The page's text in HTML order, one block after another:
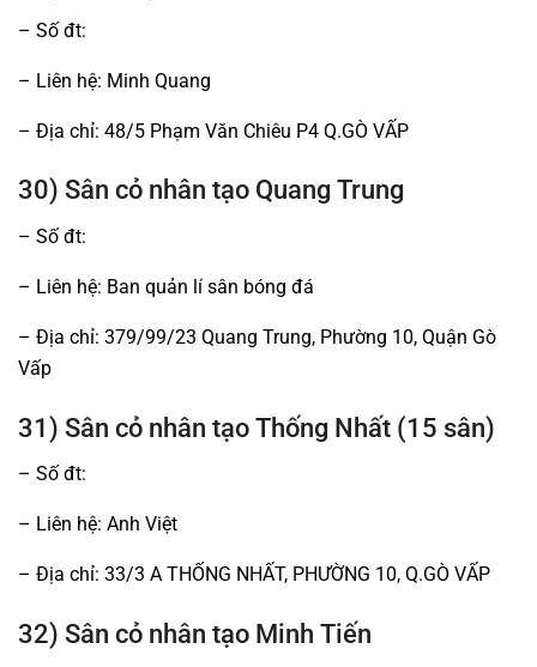
– Số đt:
– Liên hệ: Minh Quang
– Địa chỉ: 48/5 Phạm Văn Chiêu P4 Q.GÒ VẤP
30) Sân cỏ nhân tạo Quang Trung
– Số đt:
– Liên hệ: Ban quản lí sân bóng đá
– Địa chỉ: 379/99/23 Quang Trung, Phường 10, Quận Gò
Vấp
31) Sân cỏ nhân tạo Thống Nhất (15 sân)
– Số đt:
– Liên hệ: Anh Việt
– Địa chỉ: 33/3 A THỐNG NHẤT, PHƯỜNG 10, Q.GÒ VẤP
32) Sân cỏ nhân tạo Minh Tiến